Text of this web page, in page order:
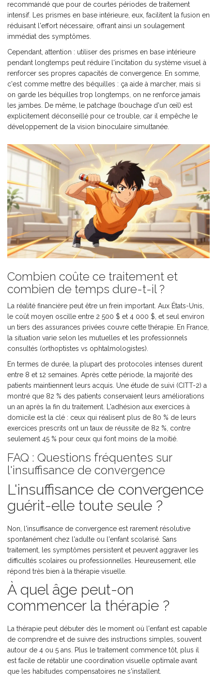
recommandé que pour de courtes périodes de traitement
intensif. Les prismes en base intérieure, eux, facilitent la fusion en
réduisant l'effort nécessaire, offrant ainsi un soulagement
immédiat des symptômes.
Cependant, attention : utiliser des prismes en base intérieure
pendant longtemps peut réduire l'incitation du système visuel à
renforcer ses propres capacités de convergence. En somme,
c'est comme mettre des béquilles : ça aide à marcher, mais si
on garde les béquilles trop longtemps, on ne renforce jamais
les jambes. De même, le patchage (bouchage d'un œil) est
explicitement déconseillé pour ce trouble, car il empêche le
développement de la vision binoculaire simultanée.
Combien coûte ce traitement et
combien de temps dure-t-il ?
La réalité financière peut être un frein important. Aux États-Unis,
le coût moyen oscille entre 2 500 $ et 4 000 $, et seul environ
un tiers des assurances privées couvre cette thérapie. En France,
la situation varie selon les mutuelles et les professionnels
consultés (orthoptistes vs ophtalmologistes).
En termes de durée, la plupart des protocoles intenses durent
entre 8 et 12 semaines. Après cette période, la majorité des
patients maintiennent leurs acquis. Une étude de suivi (CITT-2) a
montré que 82 % des patients conservaient leurs améliorations
un an après la fin du traitement. L'adhésion aux exercices à
domicile est la clé : ceux qui réalisent plus de 80 % de leurs
exercices prescrits ont un taux de réussite de 82 %, contre
seulement 45 % pour ceux qui font moins de la moitié.
FAQ : Questions fréquentes sur
l'insuffisance de convergence
L'insuffisance de convergence
guérit-elle toute seule ?
Non, l'insuffisance de convergence est rarement résolutive
spontanément chez l'adulte ou l'enfant scolarisé. Sans
traitement, les symptômes persistent et peuvent aggraver les
difficultés scolaires ou professionnelles. Heureusement, elle
répond très bien à la thérapie visuelle.
À quel âge peut-on
commencer la thérapie ?
La thérapie peut débuter dès le moment où l'enfant est capable
de comprendre et de suivre des instructions simples, souvent
autour de 4 ou 5 ans. Plus le traitement commence tôt, plus il
est facile de rétablir une coordination visuelle optimale avant
que les habitudes compensatoires ne s'installent.